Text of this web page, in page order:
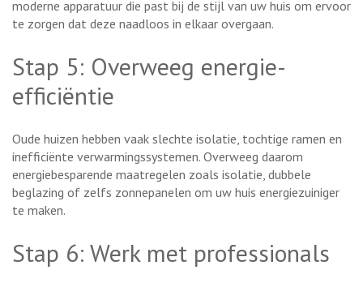
moderne apparatuur die past bij de stijl van uw huis om ervoor
te zorgen dat deze naadloos in elkaar overgaan.
Stap 5: Overweeg energie-
efficiëntie
Oude huizen hebben vaak slechte isolatie, tochtige ramen en
inefficiënte verwarmingssystemen. Overweeg daarom
energiebesparende maatregelen zoals isolatie, dubbele
beglazing of zelfs zonnepanelen om uw huis energiezuiniger
te maken.
Stap 6: Werk met professionals